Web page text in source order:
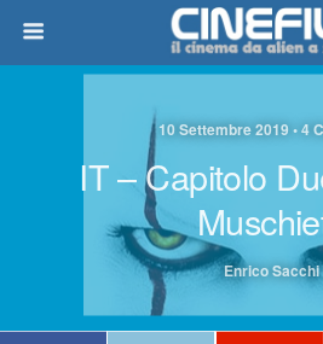
10 Settembre 2019 • 4
IT – Capitolo
Enrico Sacchi